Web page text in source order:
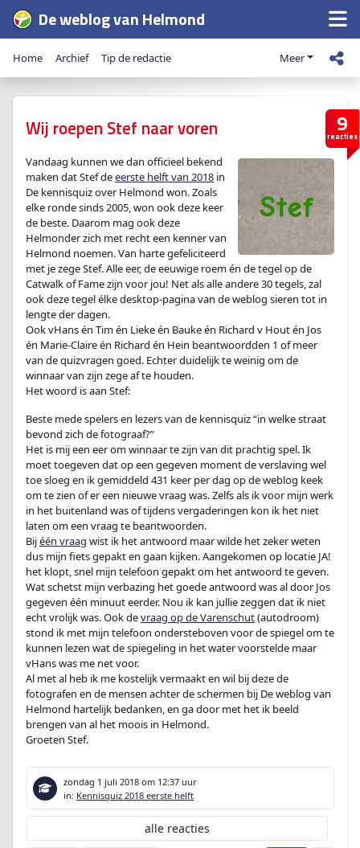
De weblog van Helmond
Home Archief Tip de redactie Meer
9
reacties
Wij roepen Stef naar voren
Vandaag kunnen we dan officieel bekend
maken dat Stef deeerste helft van 2018 in
De kennisquiz over Helmond won. Zoals
elke ronde sinds 2005, won ook deze keer
de beste. Daarom mag ook deze
Helmonder zich met recht een kenner van
Helmond noemen. Van harte gefeliciteerd
met je zege Stef. Alle eer, de eeuwige roem én de tegel op de
Catwalk of Fame zijn voor jou! Net als alle andere 30 tegels, zal
ook deze tegel élke desktop-pagina van de weblog sieren tot in
lengte der dagen.
Ook vHans én Tim én Lieke én Bauke én Richard v Hout én Jos
én Marie-Claire én Richard én Hein beantwoordden 1 of meer
van de quizvragen goed. Echter duidelijk te weinig om de
winnaar van zijn zege af te houden.
Het woord is aan Stef:
Beste mede spelers en lezers van de kennisquiz “in welke straat
bevond zich de fotograaf?”
Het is mij een eer om winnaar te zijn van dit prachtig spel. Ik
moet toegeven dat op een gegeven moment de verslaving wel
toe sloeg en ik gemiddeld 431 keer per dag op de weblog keek
om te zien of er een nieuwe vraag was. Zelfs als ik voor mijn werk
in het buitenland was of tijdens vergaderingen kon ik het niet
laten om een vraag te beantwoorden.
Bijéén vraag wist ik het antwoord maar wilde het zeker weten
dus mijn fiets gepakt en gaan kijken. Aangekomen op locatie JA!
het klopt, snel mijn telefoon gepakt om het antwoord te geven.
Wat schetst mijn verbazing het goede antwoord was al door Jos
gegeven één minuut eerder. Nou ik kan jullie zeggen dat ik niet
echt vrolijk was. Ook devraag op de Varenschut(autodroom)
stond ik met mijn telefoon ondersteboven voor de spiegel om te
kunnen lezen wat de spiegeling in het water voorstelde maar
vHans was me net voor.
Al met al heb ik me kostelijk vermaakt en wil bij deze de
fotografen en de mensen achter de schermen bij De weblog van
Helmond hartelijk bedanken, en ga door met het ik beeld
brengen van al het moois in Helmond.
Groeten Stef.
zondag 1 juli 2018 om 12:37 uur
in: Kennisquiz 2018 eerste helft
alle reacties